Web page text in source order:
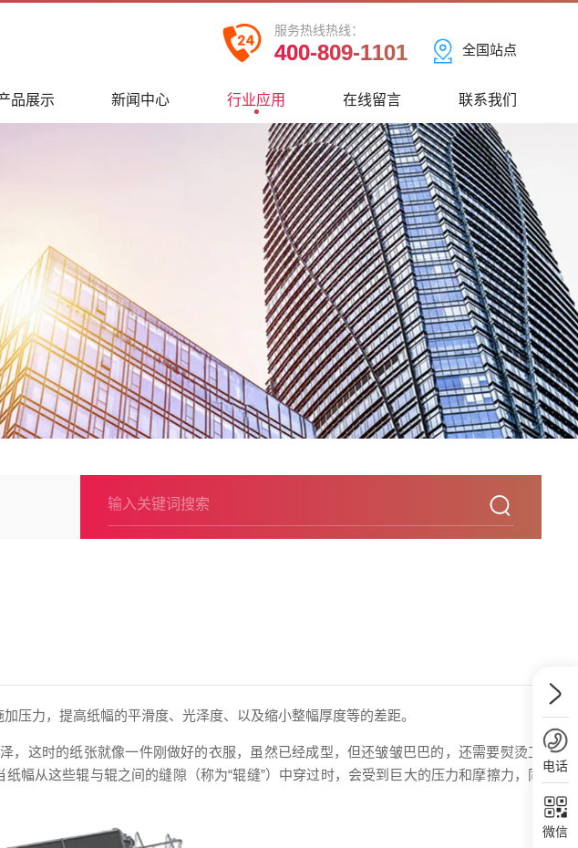
全国站点
服务热线热线：
400-809-1101
品展示 新闻中心 行业应用 在线留言 联系我们
压力，提高纸幅的平滑度、光泽度、以及缩小整幅厚度等的差距。
，这时的纸张就像一件刚做好的衣服，虽然已经成型，但还皱皱巴巴的，还需要熨烫工
幅从这些辊与辊之间的缝隙（称为“辊缝”）中穿过时，会受到巨大的压力和摩擦力，同
电话
微信